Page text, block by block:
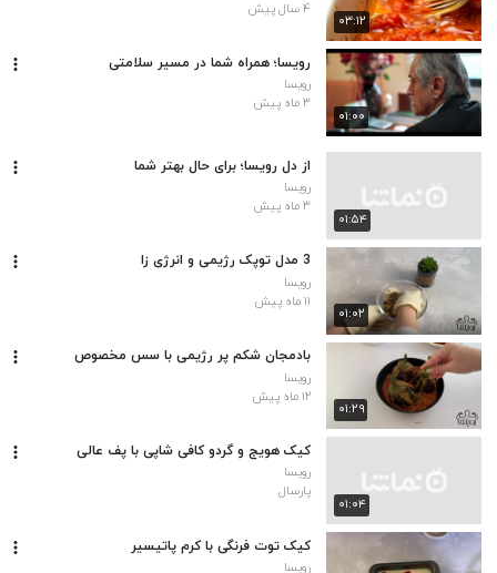
۰۳:۱۲
۴ سال پیش
۰۱:۰۰
رویسا؛ همراه شما در مسیر سلامتی
رویسا
۳ ماه پیش
۰۱:۵۴
از دل رویسا؛ برای حال بهتر شما
رویسا
۳ ماه پیش
۰۱:۰۲
3 مدل توپک رژیمی و انرژی زا
رویسا
۱۱ ماه پیش
۰۱:۲۹
بادمجان شکم پر رژیمی با سس مخصوص
رویسا
۱۲ ماه پیش
۰۱:۰۴
کیک هویج و گردو کافی شاپی با پف عالی
رویسا
پارسال
کیک توت فرنگی با کرم پاتیسیر
رویسا